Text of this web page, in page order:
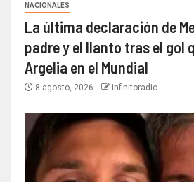
NACIONALES
La última declaración de
padre y el llanto tras el gol
Argelia en el Mundial
8 agosto, 2026 infinitoradio